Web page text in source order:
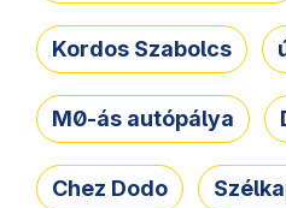
Kordos Szabolcs
M0-ás autópálya
Chez Dodo